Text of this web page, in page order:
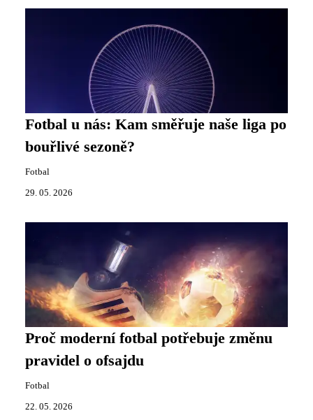
Fotbal u nás: Kam směřuje naše liga po
bouřlivé sezoně?
Fotbal
29. 05. 2026
Proč moderní fotbal potřebuje změnu
pravidel o ofsajdu
Fotbal
22. 05. 2026